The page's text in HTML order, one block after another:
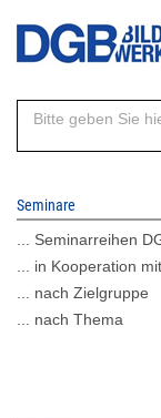
Direkt
Inhalt
Seminare
... Seminarreihen
... in Kooperation
... nach Zielgruppe
... nach Thema